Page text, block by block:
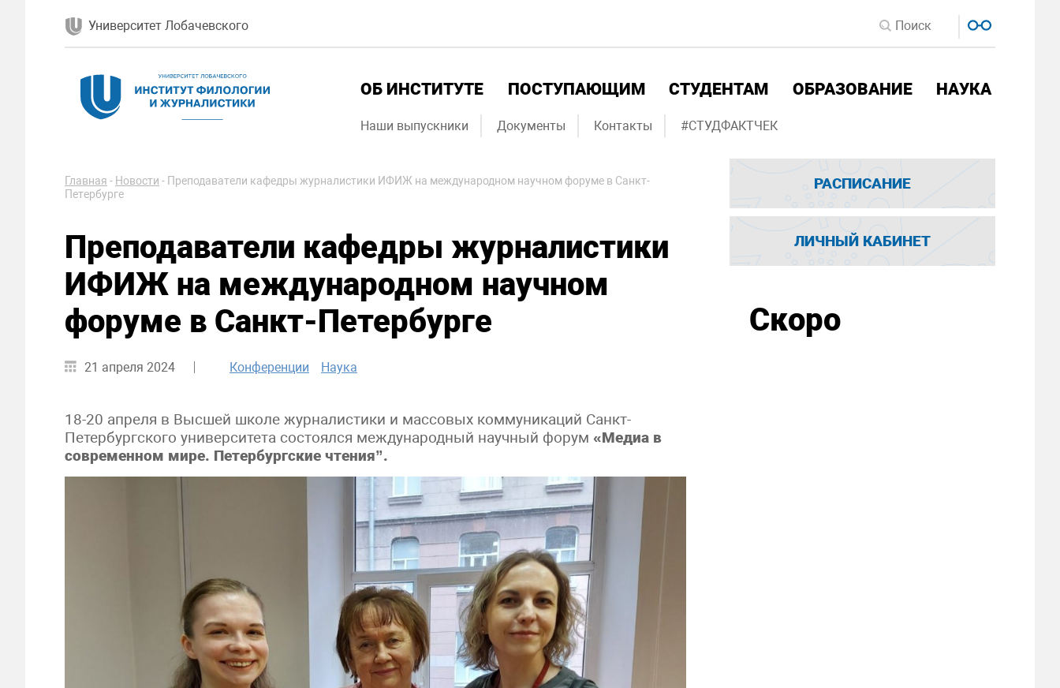
Университет Лобачевского
ОБ ИНСТИТУТЕ ПОСТУПАЮЩИМ СТУДЕНТАМ ОБРАЗОВАНИЕ НАУКА
Наши выпускники Документы Контакты #СТУДФАКТЧЕК
Главная - Новости - Преподаватели кафедры журналистики ИФИЖ на международном научном форуме в Санкт-
Петербурге
Преподаватели кафедры журналистики
ИФИЖ на международном научном
форуме в Санкт-Петербурге
21 апреля 2024 Конференции Наука
18-20 апреля в Высшей школе журналистики и массовых коммуникаций Санкт-
Петербургского университета состоялся международный научный форум «Медиа в
современном мире. Петербургские чтения”.
РАСПИСАНИЕ
ЛИЧНЫЙ КАБИНЕТ
Скоро